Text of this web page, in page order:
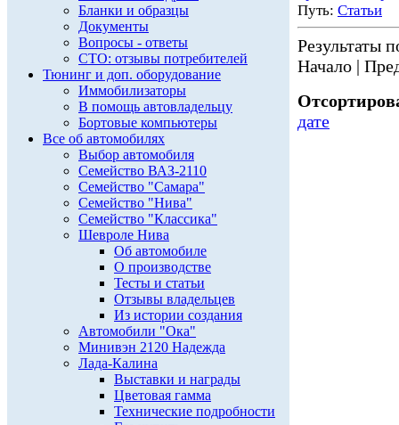
Бланки и образцы
Документы
Вопросы - ответы
СТО: отзывы потребителей
Тюнинг и доп. оборудование
Иммобилизаторы
В помощь автовладельцу
Бортовые компьютеры
Все об автомобилях
Выбор автомобиля
Семейство ВАЗ-2110
Семейство "Самара"
Семейство "Нива"
Семейство "Классика"
Шевроле Нива
Об автомобиле
О производстве
Тесты и статьи
Отзывы владельцев
Из истории создания
Автомобили "Ока"
Минивэн 2120 Надежда
Лада-Калина
Выставки и награды
Цветовая гамма
Технические подробности
Путь: Статьи
Результаты
Начало |
дате